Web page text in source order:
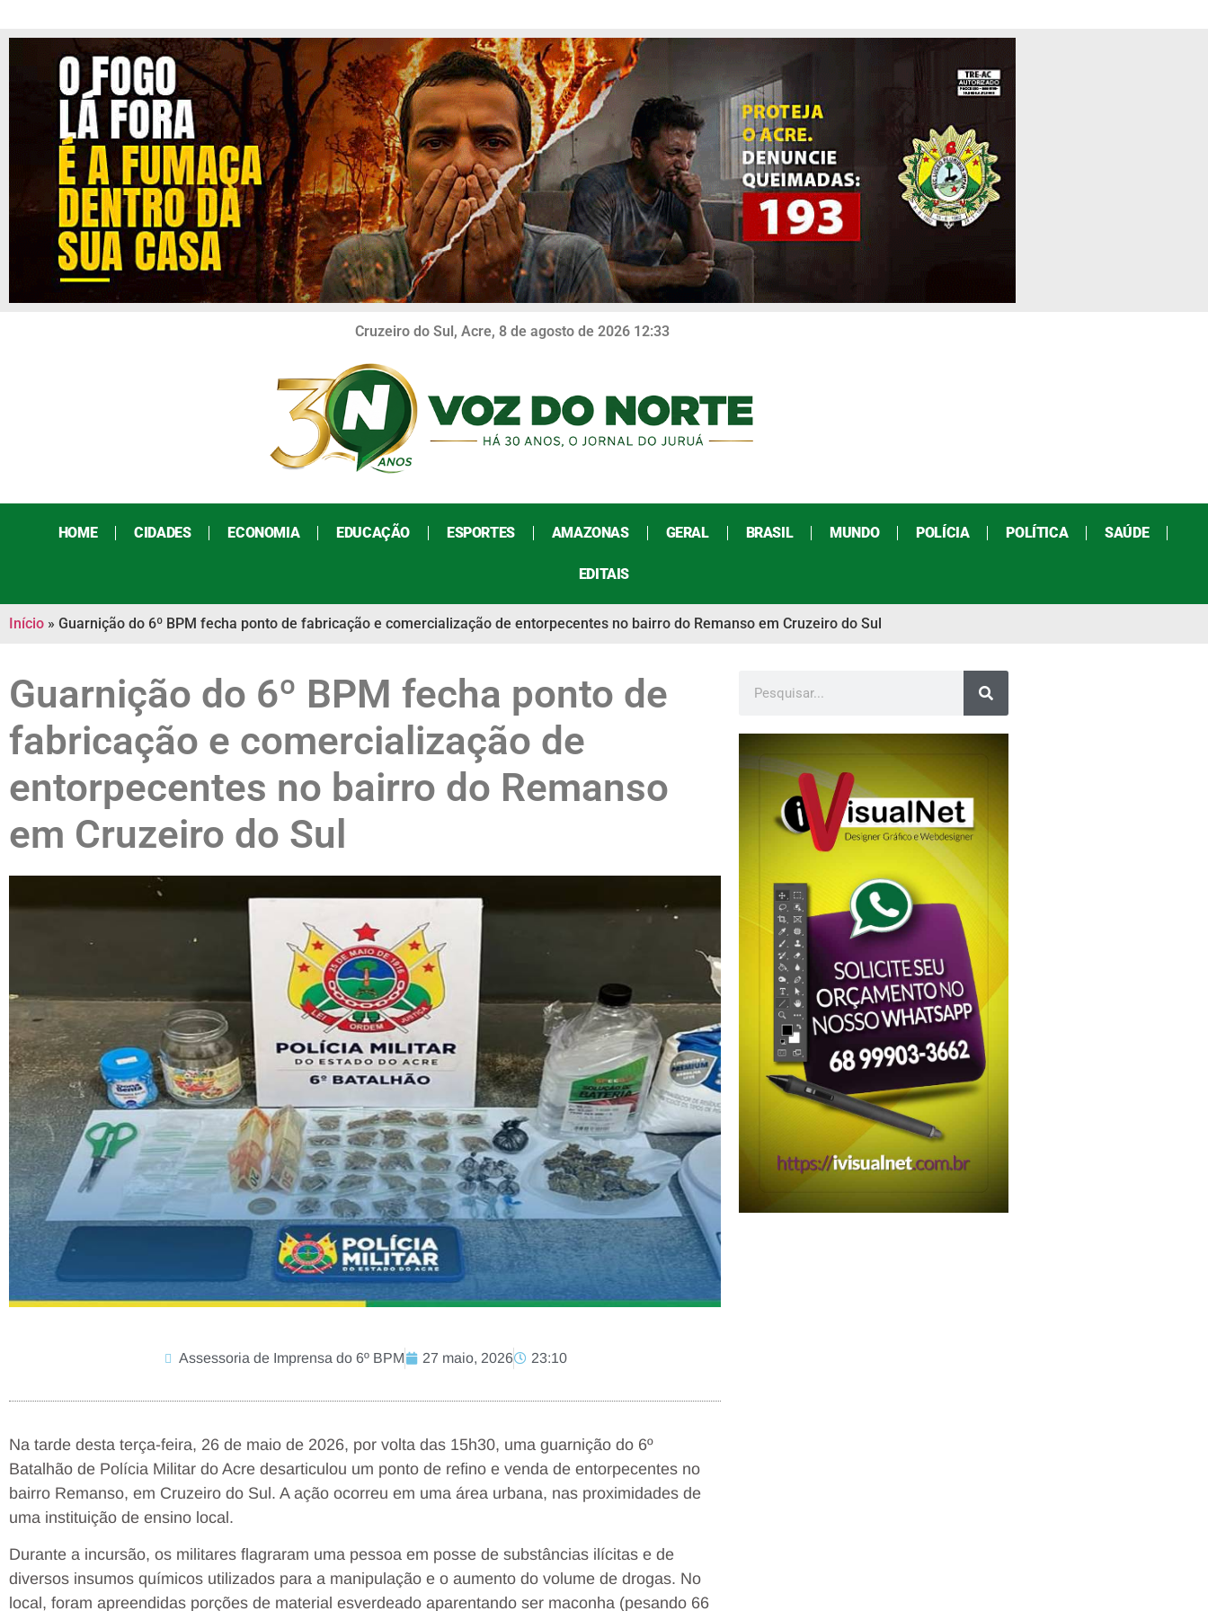
Cruzeiro do Sul, Acre, 8 de agosto de 2026 12:33
HOME CIDADES ECONOMIA EDUCAÇÃO ESPORTES AMAZONAS GERAL BRASIL MUNDO POLÍCIA POLÍTICA SAÚDE
EDITAIS
Início » Guarnição do 6º BPM fecha ponto de fabricação e comercialização de entorpecentes no bairro do Remanso em Cruzeiro do Sul
Guarnição do 6º BPM fecha ponto de
fabricação e comercialização de
entorpecentes no bairro do Remanso
em Cruzeiro do Sul
Assessoria de Imprensa do 6º BPM 27 maio, 2026 23:10
Na tarde desta terça-feira, 26 de maio de 2026, por volta das 15h30, uma guarnição do 6º
Batalhão de Polícia Militar do Acre desarticulou um ponto de refino e venda de entorpecentes no
bairro Remanso, em Cruzeiro do Sul. A ação ocorreu em uma área urbana, nas proximidades de
uma instituição de ensino local.
Durante a incursão, os militares flagraram uma pessoa em posse de substâncias ilícitas e de
diversos insumos químicos utilizados para a manipulação e o aumento do volume de drogas. No
local, foram apreendidas porções de material esverdeado aparentando ser maconha (pesando 66